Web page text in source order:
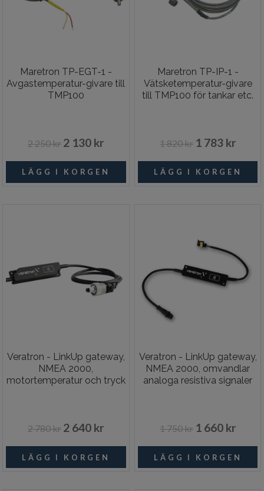
Maretron TP-EGT-1 -
Avgastemperatur-givare till
TMP100
2 250 kr 2 130 kr
Maretron TP-IP-1 -
Vätsketemperatur-givare
till TMP100 för tankar etc.
1 820 kr 1 783 kr
Veratron - LinkUp gateway,
NMEA 2000,
motortemperatur och tryck
2 780 kr 2 640 kr
Veratron - LinkUp gateway,
NMEA 2000, omvandlar
analoga resistiva signaler
1 750 kr 1 660 kr